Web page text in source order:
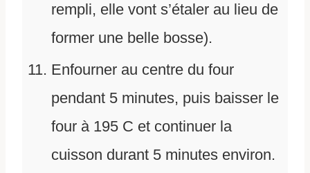
rempli, elle vont s’étaler au lieu de
former une belle bosse).
Enfourner au centre du four
pendant 5 minutes, puis baisser le
four à 195 C et continuer la
cuisson durant 5 minutes environ.